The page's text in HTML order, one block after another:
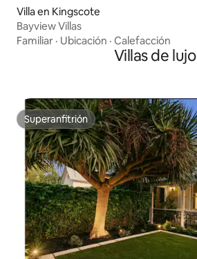
Villa en Kingscote
Bayview Villas
Familiar · Ubicación · Calefacción
Villas de lujo
Superanfitrión
Superanfitrión